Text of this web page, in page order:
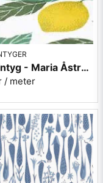
Gardintyg - Maria Åström Citrus grön - lin/bomull
/ meter